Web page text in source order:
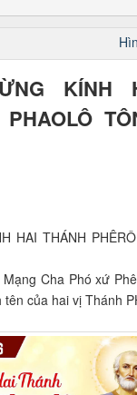
Hình ảnh
KÍNH
PHAOLÔ
HAI THÁNH
Cha Phó xứ
của hai vị Thánh